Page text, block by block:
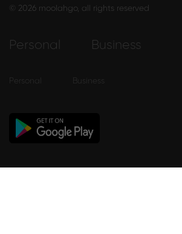
© 2026 moolahgo, all rights reserved
Personal Business
Personal Business